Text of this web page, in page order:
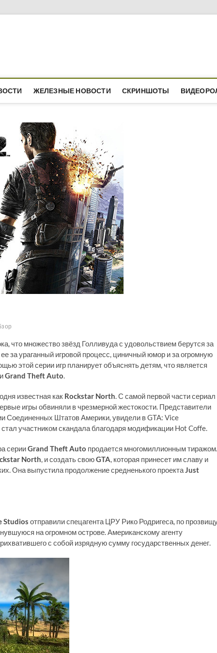
ЖЕЛЕЗНЫЕ НОВОСТИ СКРИНШОТЫ
что множество звёзд Голливуда с удовольствием берутся за
за ураганный игровой процесс, циничный юмор и за огромную
этой серии игр планирует объяснять детям, что является
Grand Theft Auto.
известная как Rockstar North. С самой первой части сериал
игры обвиняли в чрезмерной жестокости. Представители
Соединенных Штатов Америки, увидели в GTA: Vice
участником скандала благодаря модификации Hot Coffe.
серииGrand Theft Auto продается многомиллионным тиражом.
North, и создать своюGTA, которая принесет им славу и
Она выпустила продолжение средненького проектаJust
Studios отправили спецагента ЦРУ Рико Родригеса, по
на огромном острове. Американскому агенту
с собой изрядную сумму государственных денег.